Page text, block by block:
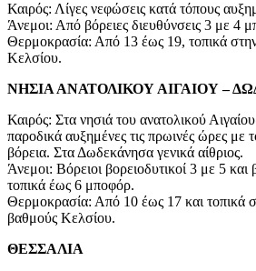
Καιρός: Λίγες νεφώσεις κατά τόπους
Άνεμοι: Από βόρειες διευθύνσεις 3 με 4
Θερμοκρασία: Από 13 έως 19, τοπικά
Κελσίου.
ΝΗΣΙΑ ΑΝΑΤΟΛΙΚΟΥ ΑΙΓΑΙΟΥ –
Καιρός: Στα νησιά του ανατολικού
παροδικά αυξημένες τις πρωινές ώρες με
βόρεια. Στα Δωδεκάνησα γενικά αίθριος.
Άνεμοι: Βόρειοι βορειοδυτικοί 3 με 5 και
τοπικά έως 6 μποφόρ.
Θερμοκρασία: Από 10 έως 17 και τοπικά
βαθμούς Κελσίου.
ΘΕΣΣΑΛΙΑ